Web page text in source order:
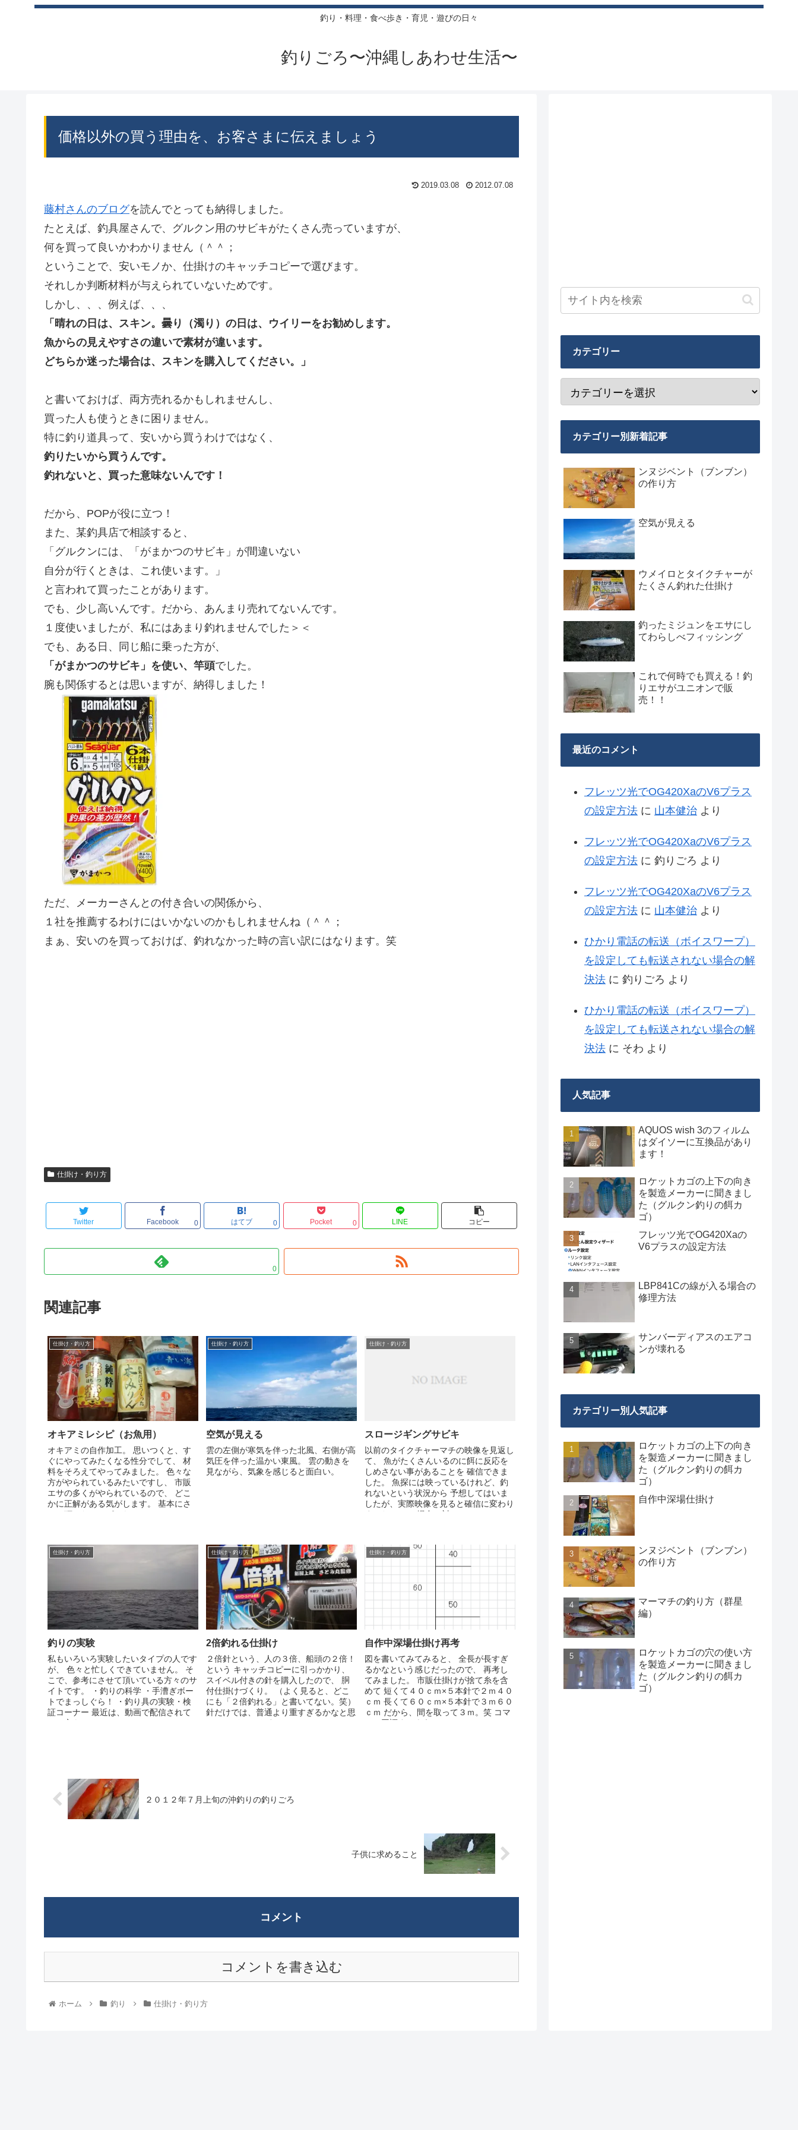
釣り・料理・食べ歩き・育児・遊びの日々
釣りごろ〜沖縄しあわせ生活〜
価格以外の買う理由を、お客さまに伝えましょう
2019.03.08 2012.07.08
藤村さんのブログを読んでとっても納得しました。
たとえば、釣具屋さんで、グルクン用のサビキがたくさん売っていますが、
何を買って良いかわかりません（＾＾；
ということで、安いモノか、仕掛けのキャッチコピーで選びます。
それしか判断材料が与えられていないためです。
しかし、、、例えば、、、
「晴れの日は、スキン。曇り（濁り）の日は、ウイリーをお勧めします。
魚からの見えやすさの違いで素材が違います。
どちらか迷った場合は、スキンを購入してください。」
と書いておけば、両方売れるかもしれませんし、
買った人も使うときに困りません。
特に釣り道具って、安いから買うわけではなく、
釣りたいから買うんです。
釣れないと、買った意味ないんです！
だから、POPが役に立つ！
また、某釣具店で相談すると、
「グルクンには、「がまかつのサビキ」が間違いない
自分が行くときは、これ使います。」
と言われて買ったことがあります。
でも、少し高いんです。だから、あんまり売れてないんです。
１度使いましたが、私にはあまり釣れませんでした＞＜
でも、ある日、同じ船に乗った方が、
「がまかつのサビキ」を使い、竿頭でした。
腕も関係するとは思いますが、納得しました！
ただ、メーカーさんとの付き合いの関係から、
１社を推薦するわけにはいかないのかもしれませんね（＾＾；
まぁ、安いのを買っておけば、釣れなかった時の言い訳にはなります。笑
仕掛け・釣り方
Twitter Facebook 0 はてブ 0 Pocket 0 LINE コピー
0
関連記事
仕掛け・釣り方
オキアミレシピ（お魚用）
オキアミの自作加工。 思いつくと、す
ぐにやってみたくなる性分でして、 材
料をそろえてやってみました。 色々な
方がやられているみたいですし、 市販
エサの多くがやられているので、 どこ
かに正解がある気がします。 基本にさ
せて頂いたレシピから、...
仕掛け・釣り方
空気が見える
雲の左側が寒気を伴った北風、右側が高
気圧を伴った温かい東風。 雲の動きを
見ながら、気象を感じると面白い。
仕掛け・釣り方
スロージギングサビキ
以前のタイクチャーマチの映像を見返し
て、 魚がたくさんいるのに餌に反応を
しめさない事があることを 確信できま
した。 魚探には映っているけれど、釣
れないという状況から 予想してはいま
したが、実際映像を見ると確信に変わり
ました。 この場合の対...
仕掛け・釣り方
釣りの実験
私もいろいろ実験したいタイプの人です
が、 色々と忙しくできていません。 そ
こで、参考にさせて頂いている方々のサ
イトです。 ・釣りの科学 ・手漕ぎボー
トでまっしぐら！ ・釣り具の実験・検
証コーナー 最近は、動画で配信されて
いる方もいるので、 ...
仕掛け・釣り方
2倍釣れる仕掛け
２倍針という、人の３倍、船頭の２倍！
という キャッチコピーに引っかかり、
スイベル付きの針を購入したので、 胴
付仕掛けづくり。 （よく見ると、どこ
にも「２倍釣れる」と書いてない。笑）
針だけでは、普通より重すぎるかなと思
って、 リセットする...
仕掛け・釣り方
自作中深場仕掛け再考
図を書いてみてみると、 全長が長すぎ
るかなという感じだったので、 再考し
てみました。 市販仕掛けが捨て糸を含
めて 短くて４０ｃｍ×５本針で２ｍ４０
ｃｍ 長くて６０ｃｍ×５本針で３ｍ６０
ｃｍ だから、間を取って３ｍ。笑 コマ
セに同調するよう...
２０１２年７月上旬の沖釣りの釣りごろ
子供に求めること
コメント
コメントを書き込む
ホーム 釣り 仕掛け・釣り方
カテゴリー
カテゴリー別新着記事
ンヌジベント（ブンブン）
の作り方
空気が見える
ウメイロとタイクチャーが
たくさん釣れた仕掛け
釣ったミジュンをエサにし
てわらしべフィッシング
これで何時でも買える！釣
りエサがユニオンで販
売！！
最近のコメント
フレッツ光でOG420XaのV6プラス
の設定方法 に 山本健治 より
フレッツ光でOG420XaのV6プラス
の設定方法 に 釣りごろ より
フレッツ光でOG420XaのV6プラス
の設定方法 に 山本健治 より
ひかり電話の転送（ボイスワープ）
を設定しても転送されない場合の解
決法 に 釣りごろ より
ひかり電話の転送（ボイスワープ）
を設定しても転送されない場合の解
決法 に そわ より
人気記事
AQUOS wish 3のフィルム
はダイソーに互換品があり
ます！
ロケットカゴの上下の向き
を製造メーカーに聞きまし
た（グルクン釣りの餌カ
ゴ）
フレッツ光でOG420Xaの
V6プラスの設定方法
LBP841Cの線が入る場合の
修理方法
サンバーディアスのエアコ
ンが壊れる
カテゴリー別人気記事
ロケットカゴの上下の向き
を製造メーカーに聞きまし
た（グルクン釣りの餌カ
ゴ）
自作中深場仕掛け
ンヌジベント（ブンブン）
の作り方
マーマチの釣り方（群星
編）
ロケットカゴの穴の使い方
を製造メーカーに聞きまし
た（グルクン釣りの餌カ
ゴ）